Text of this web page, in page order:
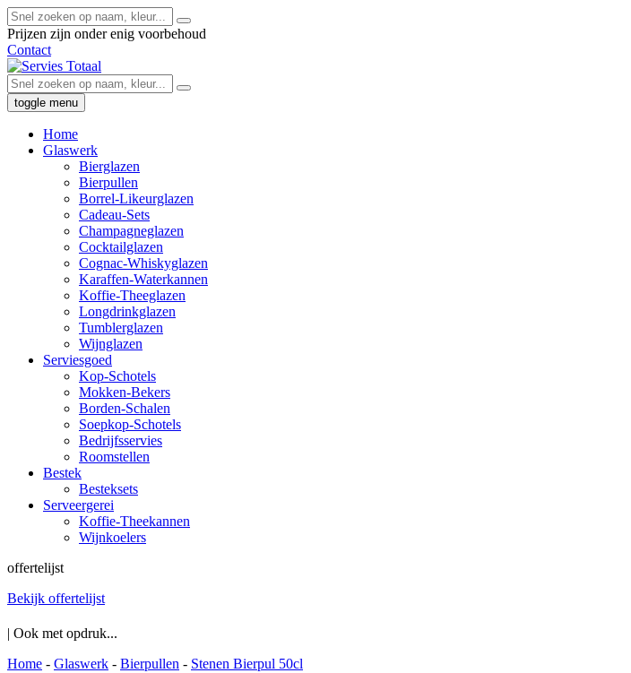
Prijzen zijn onder enig voorbehoud
Contact
toggle menu
Home
Glaswerk
Bierglazen
Bierpullen
Borrel-Likeurglazen
Cadeau-Sets
Champagneglazen
Cocktailglazen
Cognac-Whiskyglazen
Karaffen-Waterkannen
Koffie-Theeglazen
Longdrinkglazen
Tumblerglazen
Wijnglazen
Serviesgoed
Kop-Schotels
Mokken-Bekers
Borden-Schalen
Soepkop-Schotels
Bedrijfsservies
Roomstellen
Bestek
Besteksets
Serveergerei
Koffie-Theekannen
Wijnkoelers
offertelijst
Bekijk offertelijst
| Ook met opdruk...
Home - Glaswerk - Bierpullen - Stenen Bierpul 50cl